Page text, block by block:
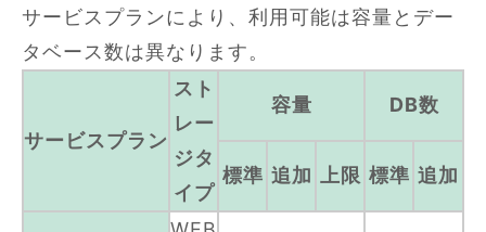
サービスプランにより、利用可能は容量とデー
タベース数は異なります。
サービスプラン
スト
レー
ジタ
イプ
容量 DB数
標準 追加 上限 標準 追加